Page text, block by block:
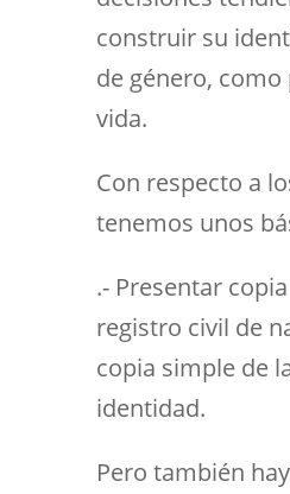
construir su
de género,
vida.
Con respecto a
tenemos unos
.- Presentar
registro civil de
copia simple de
identidad.
Pero también